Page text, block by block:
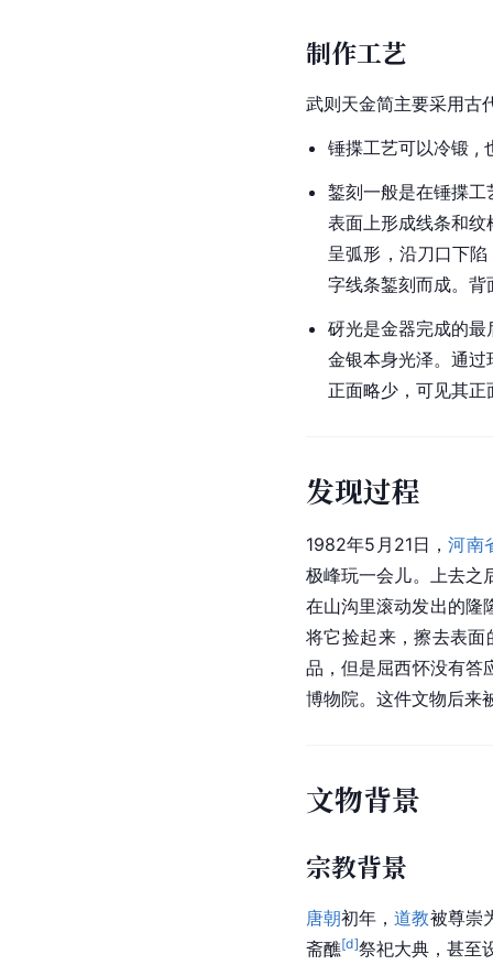
制作工艺
武则天金简主要采用古
锤揲工艺可以冷锻 ,
錾刻一般是在锤揲
表面上形成线条和纹
呈弧形，沿刀口下
字线条錾刻而成。
砑光是金器完成的
金银本身光泽。通过
正面略少，可见其
发现过程
1982年5月21日，河南
极峰玩一会儿。上去之
在山沟里滚动发出的隆
将它捡起来，擦去表
品，但是屈西怀没有答
博物院。这件文物后来
文物背景
宗教背景
唐朝初年，道教被尊崇
斋醮[d]祭祀大典，甚至